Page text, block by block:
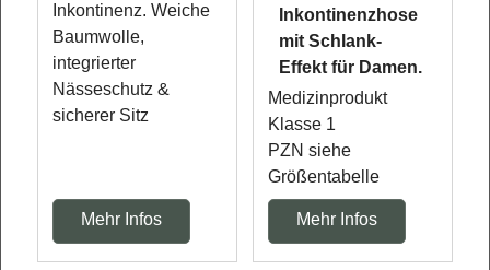
Inkontinenz. Weiche
Baumwolle,
integrierter
Nässeschutz &
sicherer Sitz
Mehr Infos
Inkontinenzhose
mit Schlank-
Effekt für Damen.
Medizinprodukt
Klasse 1
PZN siehe
Größentabelle
Mehr Infos